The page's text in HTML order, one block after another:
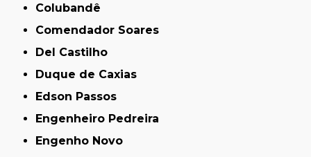
Colubandê
Comendador Soares
Del Castilho
Duque de Caxias
Edson Passos
Engenheiro Pedreira
Engenho Novo